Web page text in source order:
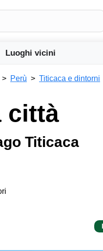
Luoghi vicini
Perù Titicaca e dintorni
città
Titicaca